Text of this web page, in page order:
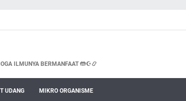
ILMUNYA BERMANFAAT 🤲☪📿
UDANG MIKRO ORGANISME